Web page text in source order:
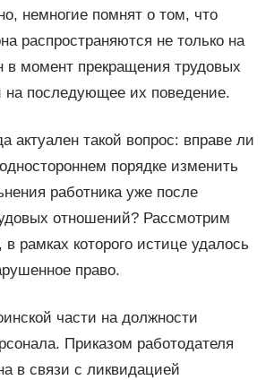
немногие помнят о том, что
распространяются не только на
в момент прекращения трудовых
на последующее их поведение.
актуален такой вопрос: вправе ли
порядке изменить
работника уже после
отношений? Рассмотрим
в рамках которого истице удалось
право.
части на должности
Приказом работодателя
в связи с ликвидацией